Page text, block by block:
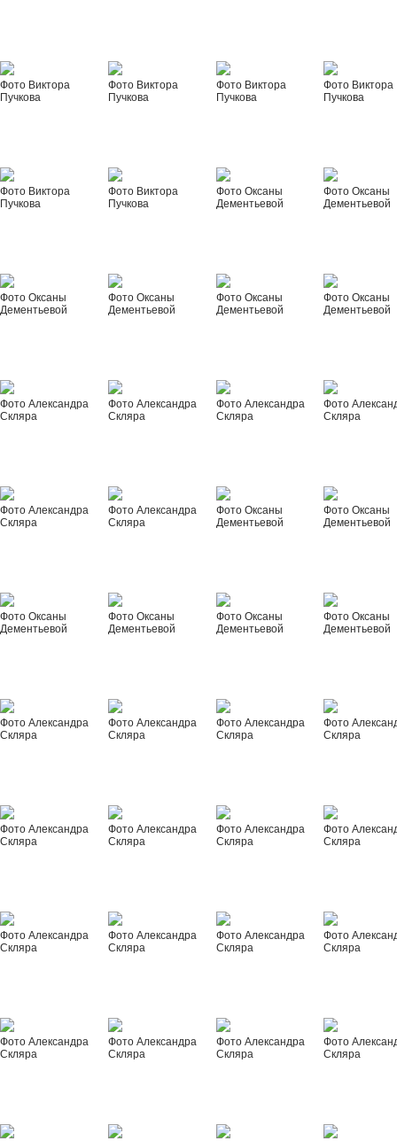
Фото Виктора
Пучкова
Фото Виктора
Пучкова
Фото Виктора
Пучкова
Фото Виктора
Пучкова
Фото Виктора
Пучкова
Фото Виктора
Пучкова
Фото Оксаны
Дементьевой
Фото Оксаны
Дементьевой
Фото Оксаны
Дементьевой
Фото Оксаны
Дементьевой
Фото Оксаны
Дементьевой
Фото Оксаны
Дементьевой
Фото Александра
Скляра
Фото Александра
Скляра
Фото Александра
Скляра
Фото
Скляра
Фото Александра
Скляра
Фото Александра
Скляра
Фото Оксаны
Дементьевой
Фото Оксаны
Дементьевой
Фото Оксаны
Дементьевой
Фото Оксаны
Дементьевой
Фото Оксаны
Дементьевой
Фото Оксаны
Дементьевой
Фото Александра
Скляра
Фото Александра
Скляра
Фото Александра
Скляра
Фото
Скляра
Фото Александра
Скляра
Фото Александра
Скляра
Фото Александра
Скляра
Фото
Скляра
Фото Александра
Скляра
Фото Александра
Скляра
Фото Александра
Скляра
Фото
Скляра
Фото Александра
Скляра
Фото Александра
Скляра
Фото Александра
Скляра
Фото
Скляра